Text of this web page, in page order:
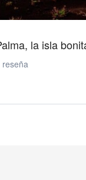
la isla
reseña